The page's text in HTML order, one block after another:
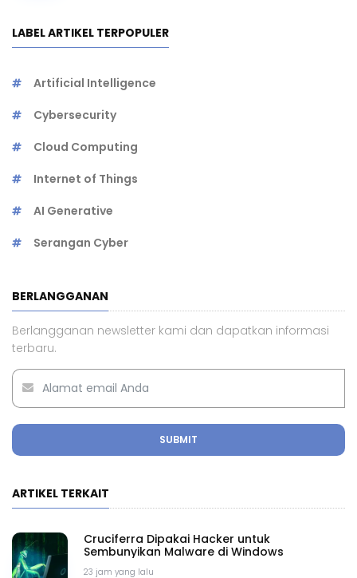
LABEL ARTIKEL TERPOPULER
Artificial Intelligence
Cybersecurity
Cloud Computing
Internet of Things
AI Generative
Serangan Cyber
BERLANGGANAN
Berlangganan newsletter kami dan dapatkan informasi
terbaru.
SUBMIT
ARTIKEL TERKAIT
23 jam yang lalu
Cruciferra Dipakai Hacker untuk
Sembunyikan Malware di Windows